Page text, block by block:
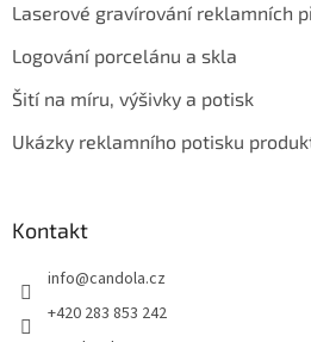
Laserové gravírování reklamních
Logování porcelánu a skla
Šití na míru, výšivky a potisk
Ukázky reklamního potisku
Kontakt
info@candola.cz
+420 283 853 242